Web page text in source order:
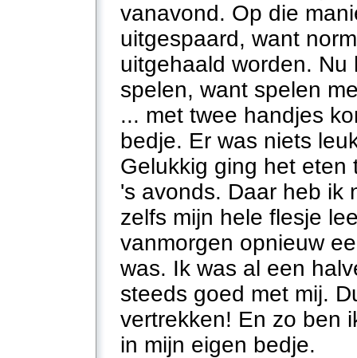
vanavond. Op die
uitgespaard, want
uitgehaald worden.
spelen, want spelen
... met twee handjes
bedje. Er was niets
Gelukkig ging het eten
's avonds. Daar heb ik
zelfs mijn hele flesje
vanmorgen opnieuw
was. Ik was al een
steeds goed met mij.
vertrekken! En zo ben
in mijn eigen bedje.